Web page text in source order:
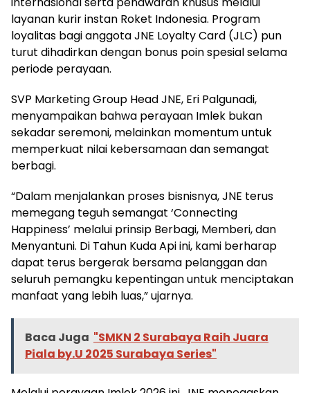
layanan kurir instan Roket Indonesia. Program
loyalitas bagi anggota JNE Loyalty Card (JLC) pun
turut dihadirkan dengan bonus poin spesial selama
periode perayaan.
SVP Marketing Group Head JNE, Eri Palgunadi,
menyampaikan bahwa perayaan Imlek bukan
sekadar seremoni, melainkan momentum untuk
memperkuat nilai kebersamaan dan semangat
berbagi.
“Dalam menjalankan proses bisnisnya, JNE terus
memegang teguh semangat ‘Connecting
Happiness’ melalui prinsip Berbagi, Memberi, dan
Menyantuni. Di Tahun Kuda Api ini, kami berharap
dapat terus bergerak bersama pelanggan dan
seluruh pemangku kepentingan untuk menciptakan
manfaat yang lebih luas,” ujarnya.
Baca Juga "SMKN 2 Surabaya Raih Juara
Piala by.U 2025 Surabaya Series"